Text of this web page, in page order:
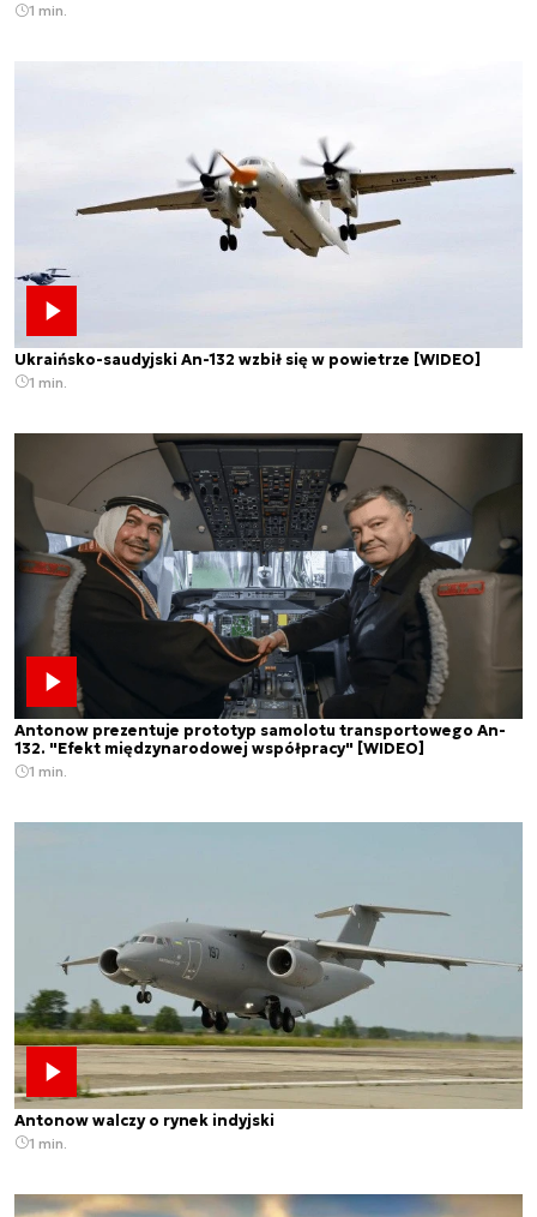
1 min.
Ukraińsko-saudyjski An-132 wzbił się w powietrze [WIDEO]
1 min.
Antonow prezentuje prototyp samolotu transportowego An-
132. "Efekt międzynarodowej współpracy" [WIDEO]
1 min.
Antonow walczy o rynek indyjski
1 min.